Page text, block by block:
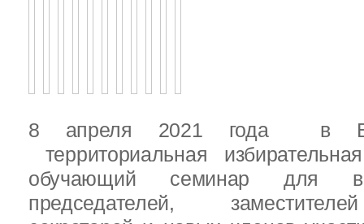
8 апреля 2021 года в
территориальная
обучающий семинар для
председателей,